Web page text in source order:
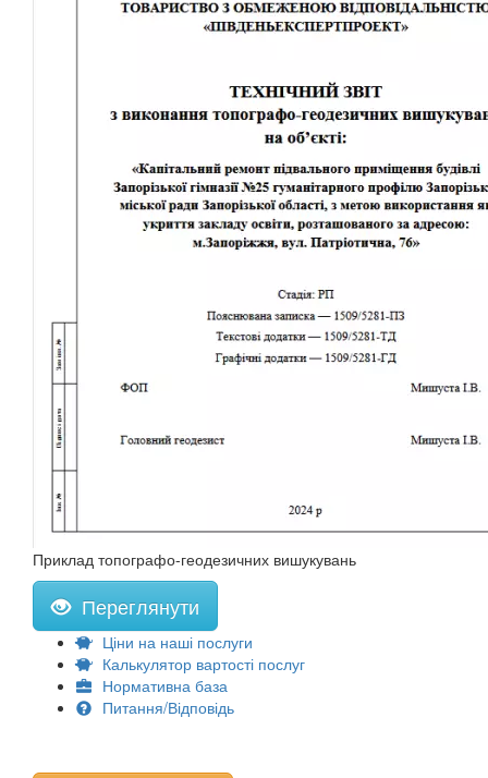
Приклад топографо-геодезичних вишукувань
Переглянути
Ціни на наші послуги
Калькулятор вартості послуг
Нормативна база
Питання/Відповідь